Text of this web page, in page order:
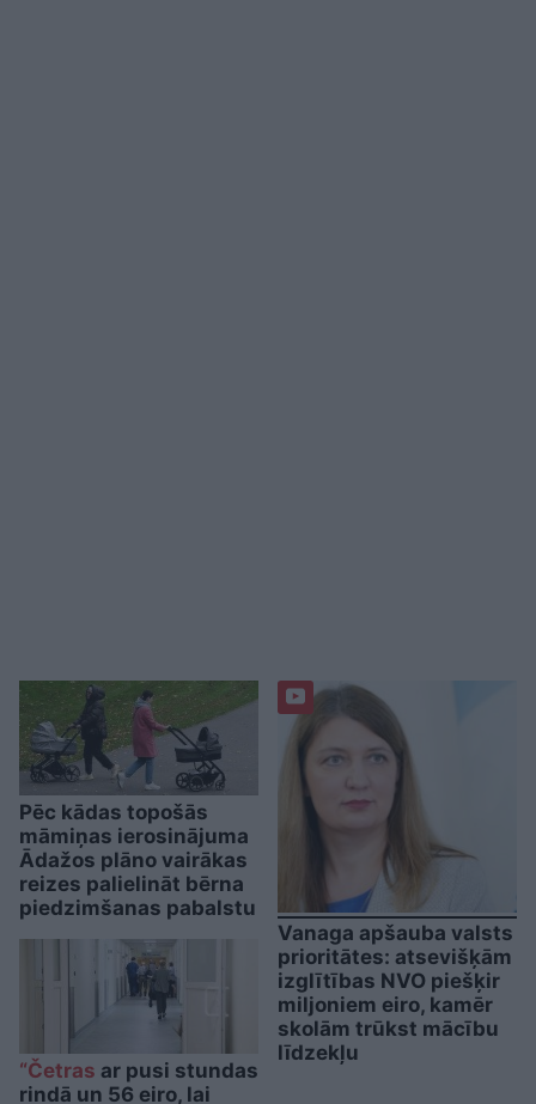
Pēc kādas topošās
māmiņas ierosinājuma
Ādažos plāno vairākas
reizes palielināt bērna
piedzimšanas pabalstu
“Četras ar pusi stundas
rindā un 56 eiro, lai
Vanaga apšauba valsts
prioritātes: atsevišķām
izglītības NVO piešķir
miljoniem eiro, kamēr
skolām trūkst mācību
līdzekļu